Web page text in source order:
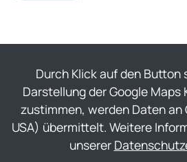
Durch Klick auf den Button
Darstellung der Google Maps
zustimmen, werden Daten an
USA) übermittelt. Weitere
unserer